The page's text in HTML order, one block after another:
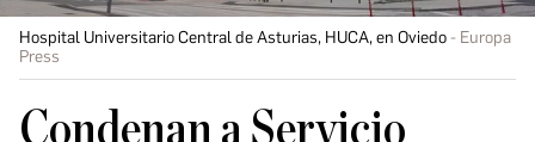
Hospital Universitario Central de Asturias, HUCA, en Oviedo
Europa
Press
Condenan a Servicio